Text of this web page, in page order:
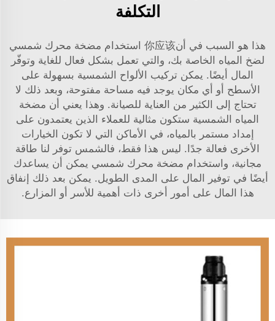
التكلفة
هذا هو السبب في أن你应该 استخدام مضخة محرك شمسي
لضخ المياه الخاصة بك، والتي تعمل بشكل فعال للغاية وتوفّر
المال أيضًا. يمكن تركيب الألواح الشمسية بسهولة على
الأسطح أو أي مكان يوجد فيه مساحة مفتوحة، وبعد ذلك لا
تحتاج إلى الكثير من العناية للصيانة. وهذا يعني أن مضخة
المياه الشمسية ستكون مثالية للعملاء الذين يعتمدون على
إمداد مستمر بالمياه، في الأماكن التي لا تكون الخيارات
الأخرى فعالة جدًا. ليس هذا فقط، فالشمس توفر لنا طاقة
مجانية، واستخدام مضخة محرك شمسي يمكن أن يساعدك
أيضًا في توفير المال على المدى الطويل. يمكن بعد ذلك إنفاق
هذا المال على أمور أخرى ذات أهمية للأسر أو المزارع.